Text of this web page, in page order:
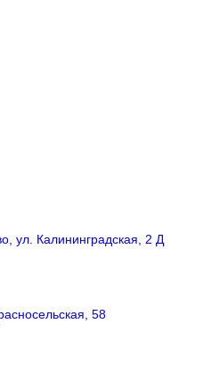
ул. Калининградская, 2 Д
58